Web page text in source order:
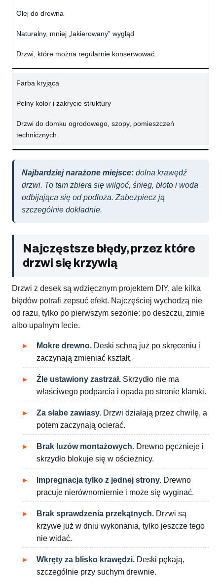
Olej do drewna
Naturalny, mniej „lakierowany” wygląd
Drzwi, które można regularnie konserwować.
Farba kryjąca
Pełny kolor i zakrycie struktury
Drzwi do domku ogrodowego, szopy, pomieszczeń
technicznych.
Najbardziej narażone miejsce: dolna krawędź
drzwi. To tam zbiera się wilgoć, śnieg, błoto i woda
odbijająca się od podłoża. Zabezpiecz ją
szczególnie dokładnie.
Najczęstsze błędy, przez które
drzwi się krzywią
Drzwi z desek są wdzięcznym projektem DIY, ale kilka
błędów potrafi zepsuć efekt. Najczęściej wychodzą nie
od razu, tylko po pierwszym sezonie: po deszczu, zimie
albo upalnym lecie.
Mokre drewno. Deski schną już po skręceniu i
zaczynają zmieniać kształt.
Źle ustawiony zastrzał. Skrzydło nie ma
właściwego podparcia i opada po stronie klamki.
Za słabe zawiasy. Drzwi działają przez chwilę, a
potem zaczynają ocierać.
Brak luzów montażowych. Drewno pęcznieje i
skrzydło blokuje się w ościeżnicy.
Impregnacja tylko z jednej strony. Drewno
pracuje nierównomiernie i może się wyginać.
Brak sprawdzenia przekątnych. Drzwi są
krzywe już w dniu wykonania, tylko jeszcze tego
nie widać.
Wkręty za blisko krawędzi. Deski pękają,
szczególnie przy suchym drewnie.